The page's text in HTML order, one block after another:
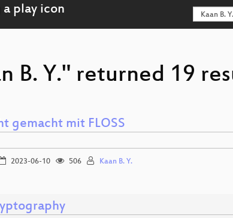
B. Y." returned 19
gemacht mit FLOSS
2023-06-10 506 Kaan B. Y.